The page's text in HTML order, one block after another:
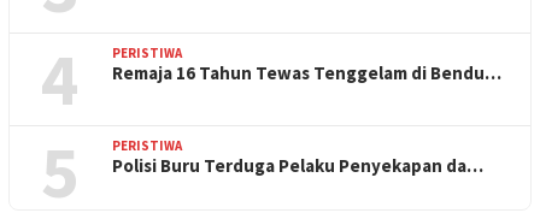
4 PERISTIWA
Remaja 16 Tahun Tewas Tenggelam di Bendu…
5 PERISTIWA
Polisi Buru Terduga Pelaku Penyekapan da…